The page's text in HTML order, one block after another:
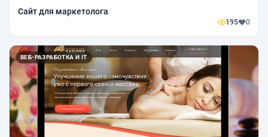
Сайт для маркетолога
195 0
ВЕБ-РАЗРАБОТКА И IT